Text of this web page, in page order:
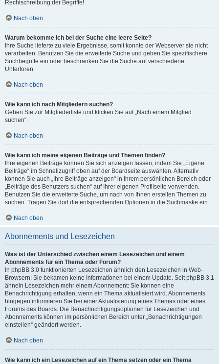
Rechtschreibung der Begriffe!
Nach oben
Warum bekomme ich bei der Suche eine leere Seite?
Ihre Suche lieferte zu viele Ergebnisse, somit konnte der Webserver sie nicht
verarbeiten. Benutzen Sie die erweiterte Suche und geben Sie spezifischere
Suchbegriffe ein oder beschränken Sie die Suche auf verschiedene
Unterforen.
Nach oben
Wie kann ich nach Mitgliedern suchen?
Gehen Sie zur Mitgliederliste und klicken Sie auf „Nach einem Mitglied
suchen“.
Nach oben
Wie kann ich meine eigenen Beiträge und Themen finden?
Ihre eigenen Beiträge können Sie sich anzeigen lassen, indem Sie „Eigene
Beiträge“ im Schnellzugriff oben auf der Boardseite auswählen. Alternativ
können Sie auch „Ihre Beiträge anzeigen“ in Ihrem persönlichen Bereich oder
„Beiträge des Benutzers suchen“ auf Ihrer eigenen Profilseite verwenden.
Benutzen Sie die erweiterte Suche, um nach von Ihnen erstellen Themen zu
suchen. Tragen Sie dort die entsprechenden Optionen in die Suchmaske ein.
Nach oben
Abonnements und Lesezeichen
Was ist der Unterschied zwischen einem Lesezeichen und einem
Abonnements für ein Thema oder Forum?
In phpBB 3.0 funktionierten Lesezeichen ähnlich den Lesezeichen in Web-
Browsern: Sie bekamen keine Informationen bei einem Update. Seit phpBB 3.1
ähneln Lesezeichen mehr einem Abonnement: Sie können eine
Benachrichtigung erhalten, wenn ein Thema aktualisiert wird. Abonnements
hingegen informieren Sie bei einer Aktualisierung eines Themas oder eines
Forums des Boards. Die Benachrichtigungsoptionen für Lesezeichen und
Abonnements können im persönlichen Bereich unter „Benachrichtigungen
einstellen“ geändert werden.
Nach oben
Wie kann ich ein Lesezeichen auf ein Thema setzen oder ein Thema